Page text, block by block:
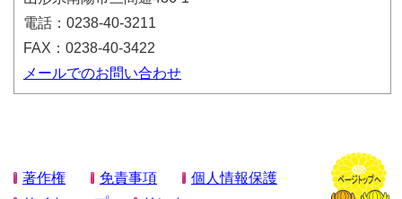
電話：0238-40-3211
FAX：0238-40-3422
メールでのお問い合わせ
著作権 免責事項
個人情報保護